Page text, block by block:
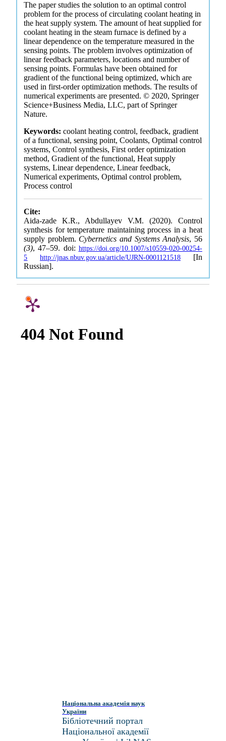
The paper studies the solution to an optimal control
problem for the process of circulating coolant heating in
the heat supply system. The amount of heat supplied for
coolant heating in the steam furnace is defined by a
linear dependence on the temperature measured in the
sensing points. The problem involves optimization of
linear feedback parameters, locations and number of
sensing points. Formulas have been obtained for
gradient of the functional being optimized, which are
used in first-order optimization methods. The results of
numerical experiments are presented. © 2020, Springer
Science+Business Media, LLC, part of Springer
Nature.
Keywords:coolant heating control, feedback, gradient
of a functional, sensing point, Coolants, Optimal control
systems, Control synthesis, First order optimization
method, Gradient of the functional, Heat supply
systems, Linear dependence, Linear feedback,
Numerical experiments, Optimal control problem,
Process control
Cite:
Aida-zade K.R., Abdullayev V.M. (2020). Control
synthesis for temperature maintaining process in a heat
supply problem. Cybernetics and Systems Analysis, 56
(3), 47–59. doi: https://doi.org/10.1007/s10559-020-00254-
5
http://jnas.nbuv.gov.ua/article/UJRN-0001121518 [In
Russian].
Національна академія наук
України
Бібліотечний портал
Національної академії